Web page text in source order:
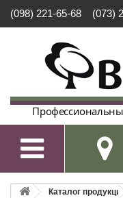
(098) 221-65-68 (073)

Каталог